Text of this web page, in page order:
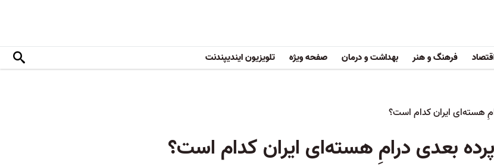
فرهنگ و هنر بهداشت و درمان صفحه ویژه تلویزیون ایندیپندنت
هسته‌ای ایران کدام است؟
بعدی درامِ هسته‌ای ایران کدام است؟